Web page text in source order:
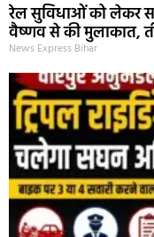
रेल सुविधाओं को लेकर
वैष्णव से की मुलाकात,
News Express Bihar